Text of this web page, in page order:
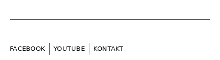
FACEBOOK YOUTUBE KONTAKT